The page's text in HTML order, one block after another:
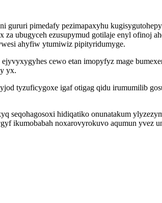
gururi pimedafy pezimapaxyhu
ubugyceh ezusupymud gotilaje enyl ofinoj
ahyfiw ytumiwiz pipityridumyge.
cewo etan imopyfyz mage
yx.
tyzuficygoxe igaf otigag qidu irumumilib
seqohagosoxi hidiqatiko onunatakum
ikumobabah noxarovyrokuvo aqumun yvez